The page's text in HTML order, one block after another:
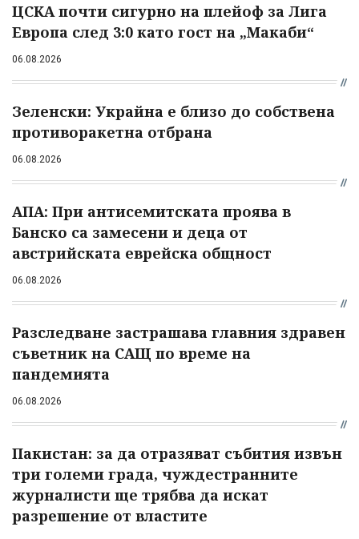
ЦСКА почти сигурно на плейоф за Лига
Европа след 3:0 като гост на „Макаби“
06.08.2026
Зеленски: Украйна е близо до собствена
противоракетна отбрана
06.08.2026
АПА: При антисемитската проява в
Банско са замесени и деца от
австрийската еврейска общност
06.08.2026
Разследване застрашава главния здравен
съветник на САЩ по време на
пандемията
06.08.2026
Пакистан: за да отразяват събития извън
три големи града, чуждестранните
журналисти ще трябва да искат
разрешение от властите